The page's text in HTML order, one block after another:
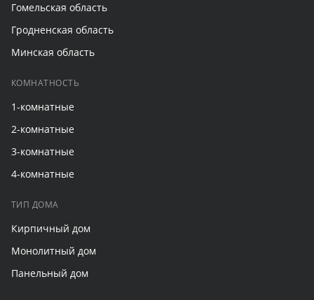
Гомельская область
Гродненская область
Минская область
КОМНАТНОСТЬ
1-комнатные
2-комнатные
3-комнатные
4-комнатные
ТИП ДОМА
Кирпичный дом
Монолитный дом
Панельный дом